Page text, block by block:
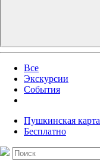
Все
Экскурсии
События
Пушкинская карта
Бесплатно